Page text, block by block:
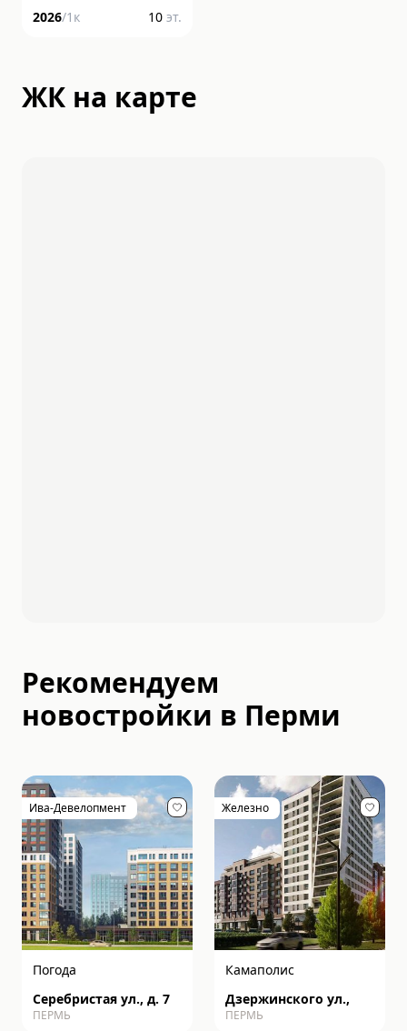
2026/1 к 10 эт.
ЖК на карте
Рекомендуем
новостройки в Перми
Ива-Девелопмент
Погода
Серебристая ул., д. 7
ПЕРМЬ
Железно
Камаполис
Дзержинского ул.,
ПЕРМЬ